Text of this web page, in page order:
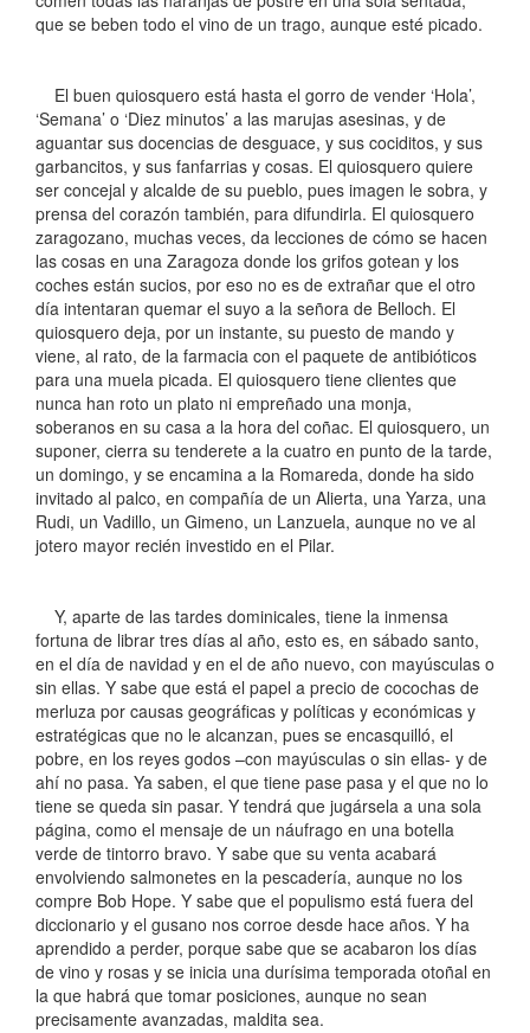
que se beben todo el vino de un trago, aunque esté picado.
El buen quiosquero está hasta el gorro de vender ‘Hola’,
‘Semana’ o ‘Diez minutos’ a las marujas asesinas, y de
aguantar sus docencias de desguace, y sus cociditos, y sus
garbancitos, y sus fanfarrias y cosas. El quiosquero quiere
ser concejal y alcalde de su pueblo, pues imagen le sobra, y
prensa del corazón también, para difundirla. El quiosquero
zaragozano, muchas veces, da lecciones de cómo se hacen
las cosas en una Zaragoza donde los grifos gotean y los
coches están sucios, por eso no es de extrañar que el otro
día intentaran quemar el suyo a la señora de Belloch. El
quiosquero deja, por un instante, su puesto de mando y
viene, al rato, de la farmacia con el paquete de antibióticos
para una muela picada. El quiosquero tiene clientes que
nunca han roto un plato ni empreñado una monja,
soberanos en su casa a la hora del coñac. El quiosquero, un
suponer, cierra su tenderete a la cuatro en punto de la tarde,
un domingo, y se encamina a la Romareda, donde ha sido
invitado al palco, en compañía de un Alierta, una Yarza, una
Rudi, un Vadillo, un Gimeno, un Lanzuela, aunque no ve al
jotero mayor recién investido en el Pilar.
Y, aparte de las tardes dominicales, tiene la inmensa
fortuna de librar tres días al año, esto es, en sábado santo,
en el día de navidad y en el de año nuevo, con mayúsculas o
sin ellas. Y sabe que está el papel a precio de cocochas de
merluza por causas geográficas y políticas y económicas y
estratégicas que no le alcanzan, pues se encasquilló, el
pobre, en los reyes godos –con mayúsculas o sin ellas- y de
ahí no pasa. Ya saben, el que tiene pase pasa y el que no lo
tiene se queda sin pasar. Y tendrá que jugársela a una sola
página, como el mensaje de un náufrago en una botella
verde de tintorro bravo. Y sabe que su venta acabará
envolviendo salmonetes en la pescadería, aunque no los
compre Bob Hope. Y sabe que el populismo está fuera del
diccionario y el gusano nos corroe desde hace años. Y ha
aprendido a perder, porque sabe que se acabaron los días
de vino y rosas y se inicia una durísima temporada otoñal en
la que habrá que tomar posiciones, aunque no sean
precisamente avanzadas, maldita sea.